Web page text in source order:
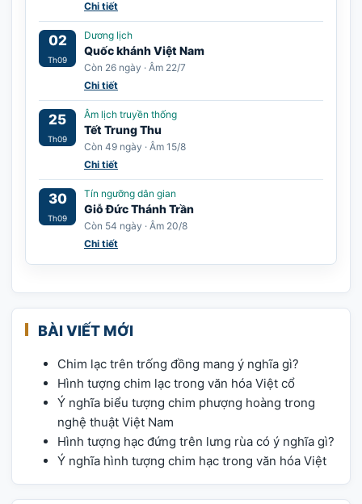
Chi tiết
02
Th09
Dương lịch
Quốc khánh Việt Nam
Còn 26 ngày · Âm 22/7
Chi tiết
25
Th09
Âm lịch truyền thống
Tết Trung Thu
Còn 49 ngày · Âm 15/8
Chi tiết
30
Th09
Tín ngưỡng dân gian
Giỗ Đức Thánh Trần
Còn 54 ngày · Âm 20/8
Chi tiết
BÀI VIẾT MỚI
Chim lạc trên trống đồng mang ý nghĩa gì?
Hình tượng chim lạc trong văn hóa Việt cổ
Ý nghĩa biểu tượng chim phượng hoàng trong
nghệ thuật Việt Nam
Hình tượng hạc đứng trên lưng rùa có ý nghĩa gì?
Ý nghĩa hình tượng chim hạc trong văn hóa Việt